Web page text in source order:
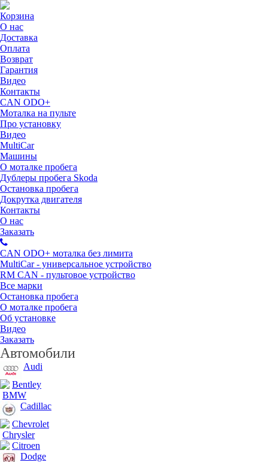
Корзина
О нас
Доставка
Оплата
Возврат
Гарантия
Видео
Контакты
CAN ODO+
Моталка на пульте
Про установку
Видео
MultiCar
Машины
О моталке пробега
Дублеры пробега Skoda
Остановка пробега
Докрутка двигателя
Контакты
О нас
Заказать
CAN ODO+ моталка без лимита
MultiCar - универсальное устройство
RM CAN - пультовое устройство
Все марки
Остановка пробега
О моталке пробега
Об установке
Видео
Заказать
Автомобили
Audi
Bentley
BMW
Cadillac
Chevrolet
Chrysler
Citroen
Dodge